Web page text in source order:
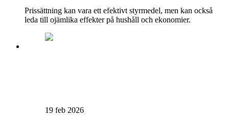
Prissättning kan vara ett efektivt styrmedel, men kan också
leda till ojämlika effekter på hushåll och ekonomier.
19 feb 2026